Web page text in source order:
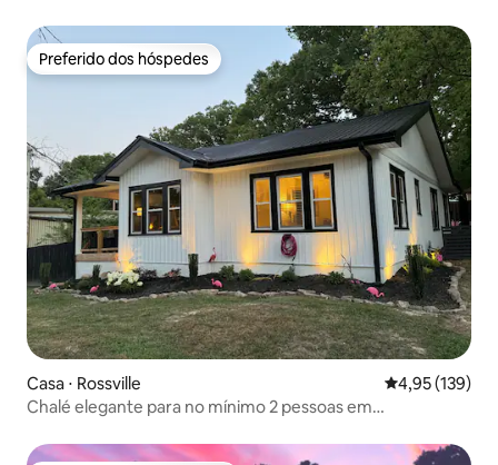
Preferido dos hóspedes
Preferido dos hóspedes
Casa ⋅ Rossville 4,95 de uma
4,95 (139)
Chalé elegante para no mínimo 2 pessoas em